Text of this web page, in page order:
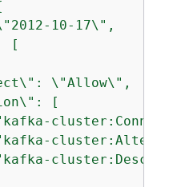
10-17\",
[
\"Allow\",
[